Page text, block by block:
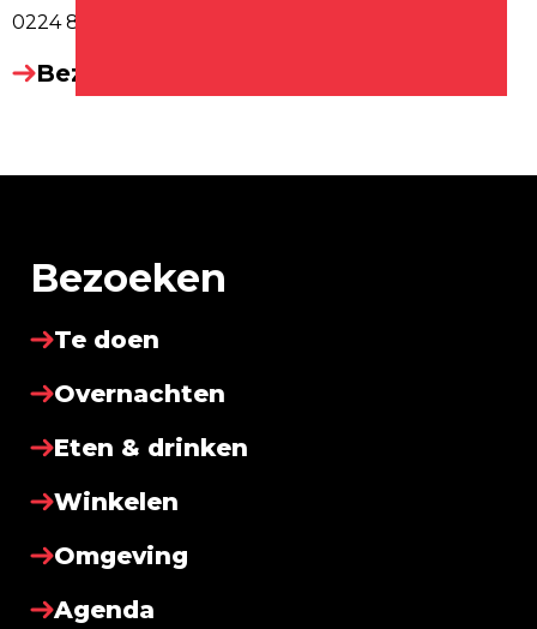
0224 850 420
Bezoek website
Bezoeken
Te doen
Overnachten
Eten & drinken
Winkelen
Omgeving
Agenda